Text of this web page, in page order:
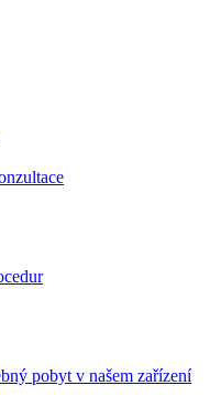
pobyt v našem zařízení